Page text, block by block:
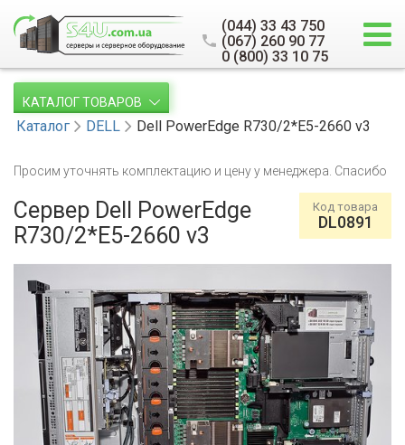
(044) 33 43 750
(067) 260 90 77
0 (800) 33 10 75
КАТАЛОГ ТОВАРОВ
Каталог DELL Dell PowerEdge R730/2*E5-2660 v3
Просим уточнять комплектацию и цену у менеджера. Спасибо
Сервер Dell PowerEdge
R730/2*E5-2660 v3
Код товара
DL0891